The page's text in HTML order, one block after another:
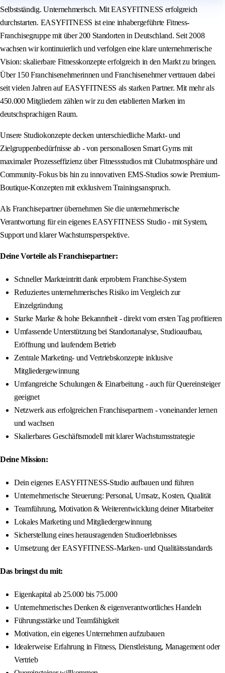
Selbstständig. Unternehmerisch. Mit EASYFITNESS erfolgreich
durchstarten. EASYFITNESS ist eine inhabergeführte Fitness-
Franchisegruppe mit über 200 Standorten in Deutschland. Seit 2008
wachsen wir kontinuierlich und verfolgen eine klare unternehmerische
Vision: skalierbare Fitnesskonzepte erfolgreich in den Markt zu bringen.
Über 150 Franchisenehmerinnen und Franchisenehmer vertrauen dabei
seit vielen Jahren auf EASYFITNESS als starken Partner. Mit mehr als
450.000 Mitgliedern zählen wir zu den etablierten Marken im
deutschsprachigen Raum.
Unsere Studiokonzepte decken unterschiedliche Markt- und
Zielgruppenbedürfnisse ab - von personallosen Smart Gyms mit
maximaler Prozesseffizienz über Fitnessstudios mit Clubatmosphäre und
Community-Fokus bis hin zu innovativen EMS-Studios sowie Premium-
Boutique-Konzepten mit exklusivem Trainingsanspruch.
Als Franchisepartner übernehmen Sie die unternehmerische
Verantwortung für ein eigenes EASYFITNESS Studio - mit System,
Support und klarer Wachstumsperspektive.
Deine Vorteile als Franchisepartner:
Schneller Markteintritt dank erprobtem Franchise-System
Reduziertes unternehmerisches Risiko im Vergleich zur
Einzelgründung
Starke Marke & hohe Bekanntheit - direkt vom ersten Tag profitieren
Umfassende Unterstützung bei Standortanalyse, Studioaufbau,
Eröffnung und laufendem Betrieb
Zentrale Marketing- und Vertriebskonzepte inklusive
Mitgliedergewinnung
Umfangreiche Schulungen & Einarbeitung - auch für Quereinsteiger
geeignet
Netzwerk aus erfolgreichen Franchisepartnern - voneinander lernen
und wachsen
Skalierbares Geschäftsmodell mit klarer Wachstumsstrategie
Deine Mission:
Dein eigenes EASYFITNESS-Studio aufbauen und führen
Unternehmerische Steuerung: Personal, Umsatz, Kosten, Qualität
Teamführung, Motivation & Weiterentwicklung deiner Mitarbeiter
Lokales Marketing und Mitgliedergewinnung
Sicherstellung eines herausragenden Studioerlebnisses
Umsetzung der EASYFITNESS-Marken- und Qualitätsstandards
Das bringst du mit:
Eigenkapital ab 25.000 bis 75.000
Unternehmerisches Denken & eigenverantwortliches Handeln
Führungsstärke und Teamfähigkeit
Motivation, ein eigenes Unternehmen aufzubauen
Idealerweise Erfahrung in Fitness, Dienstleistung, Management oder
Vertrieb